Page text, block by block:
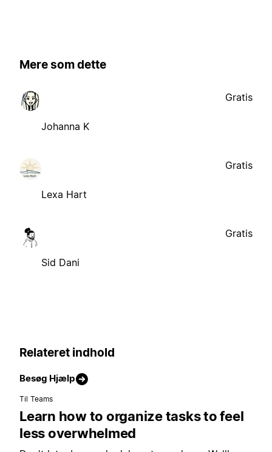
Mere som dette
Johanna K
Gratis
Lexa Hart
Gratis
Sid Dani
Gratis
Relateret indhold
Besøg Hjælp
Til Teams
Learn how to organize tasks to feel
less overwhelmed